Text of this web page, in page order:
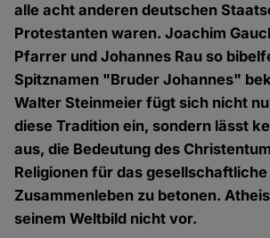
alle acht anderen deutschen
Protestanten waren. Joachim
Pfarrer und Johannes Rau so
Spitznamen "Bruder Johannes"
Walter Steinmeier fügt sich nicht
diese Tradition ein, sondern lässt
aus, die Bedeutung des
Religionen für das gesellschaftliche
Zusammenleben zu betonen.
seinem Weltbild nicht vor.